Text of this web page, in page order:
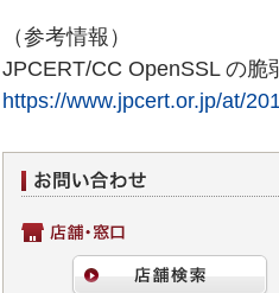
（参考情報）
JPCERT/CC OpenSSL の脆
https://www.jpcert.or.jp/at/